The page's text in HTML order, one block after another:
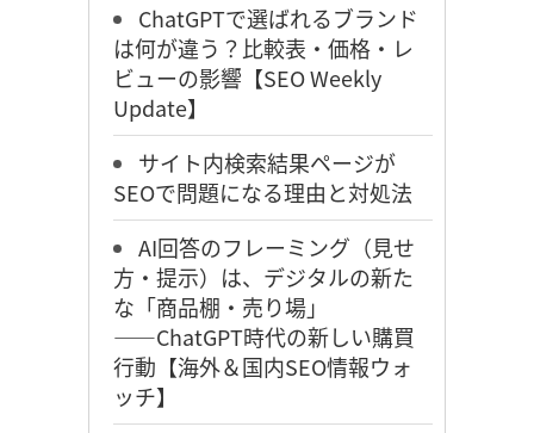
ChatGPTで選ばれるブランド
は何が違う？比較表・価格・レ
ビューの影響【SEO Weekly
Update】
サイト内検索結果ページが
SEOで問題になる理由と対処法
AI回答のフレーミング（見せ
方・提示）は、デジタルの新た
な「商品棚・売り場」
――ChatGPT時代の新しい購買
行動【海外＆国内SEO情報ウォ
ッチ】